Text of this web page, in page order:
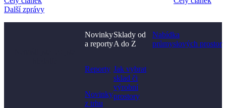
Další zprávy
Novinky
a reporty
Reporty
Novinky
z trhu
Sklady od
A do Z
Jak vybrat
sklad či
výrobní
prostory​
Nabídka
průmyslových prostor